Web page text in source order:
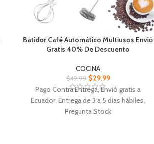
Batidor Café Automático Multiusos Envió
Gratis 40% De Descuento
COCINA
$49,99 $29,99
Pago Contra Entrega, Envió gratis a
Ecuador, Entrega de 3 a 5 días hábiles,
Pregunta Stock